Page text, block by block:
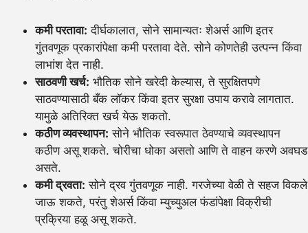
कमी परतावा: दीर्घकालात, सोने सामान्यतः शेअर्स आणि इतर
गुंतवणूक प्रकारांपेक्षा कमी परतावा देते. सोने कोणतेही उत्पन्न किंवा
लाभांश देत नाही.
साठवणी खर्च: भौतिक सोने खरेदी केल्यास, ते सुरक्षितपणे
साठवण्यासाठी बँक लॉकर किंवा इतर सुरक्षा उपाय करावे लागतात.
यामुळे अतिरिक्त खर्च येऊ शकतो.
कठीण व्यवस्थापन: सोने भौतिक स्वरूपात ठेवण्याचे व्यवस्थापन
कठीण असू शकते. चोरीचा धोका असतो आणि ते वाहन करणे अवघड
असते.
कमी द्रवता: सोने द्रव गुंतवणूक नाही. गरजेच्या वेळी ते सहज विकले
जाऊ शकते, परंतु शेअर्स किंवा म्युच्युअल फंडांपेक्षा विक्रीची
प्रक्रिया हळू असू शकते.